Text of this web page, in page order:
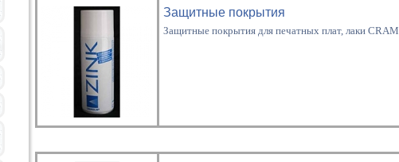
Защитные покрытия
Защитные покрытия для печатных плат, лаки